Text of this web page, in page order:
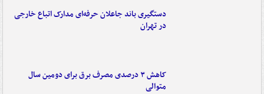
دستگیری باند جاعلان حرفه‌ای مدارک اتباع خارجی
در تهران
کاهش ۳ درصدی مصرف برق برای دومین سال
متوالی